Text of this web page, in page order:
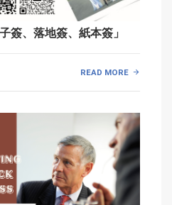
簽、落地簽、紙本簽」
READ MORE